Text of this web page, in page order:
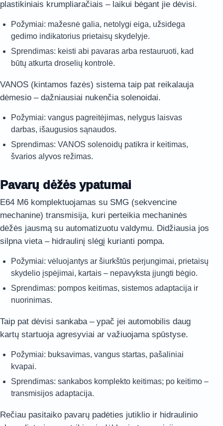
plastikiniais krumpliaračiais – laikui bėgant jie dėvisi.
Požymiai: mažesnė galia, netolygi eiga, užsidega
gedimo indikatorius prietaisų skydelyje.
Sprendimas: keisti abi pavaras arba restauruoti, kad
būtų atkurta droselių kontrolė.
VANOS (kintamos fazės) sistema taip pat reikalauja
dėmesio – dažniausiai nukenčia solenoidai.
Požymiai: vangus pagreitėjimas, nelygus laisvas
darbas, išaugusios sąnaudos.
Sprendimas: VANOS solenoidų patikra ir keitimas,
švarios alyvos režimas.
Pavarų dėžės ypatumai
E64 M6 komplektuojamas su SMG (sekvencine
mechanine) transmisija, kuri perteikia mechaninės
dėžės jausmą su automatizuotu valdymu. Didžiausia jos
silpna vieta – hidraulinį slėgį kurianti pompa.
Požymiai: vėluojantys ar šiurkštūs perjungimai, prietaisų
skydelio įspėjimai, kartais – nepavyksta įjungti bėgio.
Sprendimas: pompos keitimas, sistemos adaptacija ir
nuorinimas.
Taip pat dėvisi sankaba – ypač jei automobilis daug
kartų startuoja agresyviai ar važiuojama spūstyse.
Požymiai: buksavimas, vangus startas, pašaliniai
kvapai.
Sprendimas: sankabos komplekto keitimas; po keitimo –
transmisijos adaptacija.
Rečiau pasitaiko pavarų padėties jutiklio ir hidraulinio